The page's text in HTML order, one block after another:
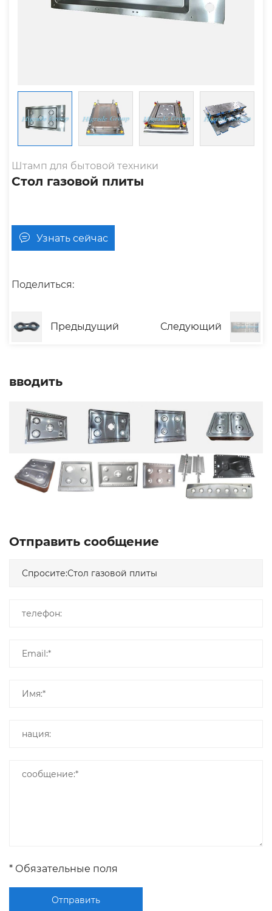
Штамп для бытовой техники
Стол газовой плиты
Узнать сейчас
Поделиться:
Предыдущий Следующий
вводить
Отправить сообщение
* Обязательные поля
Отправить